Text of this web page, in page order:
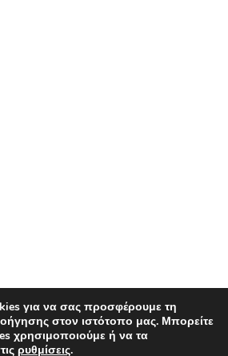
για να σας προσφέρουμε τη
στον ιστότοπο μας. Μπορείτε
χρησιμοποιούμε ή να τα
ρυθμίσεις.